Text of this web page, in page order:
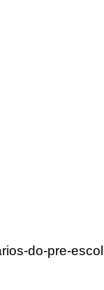
do-pre-